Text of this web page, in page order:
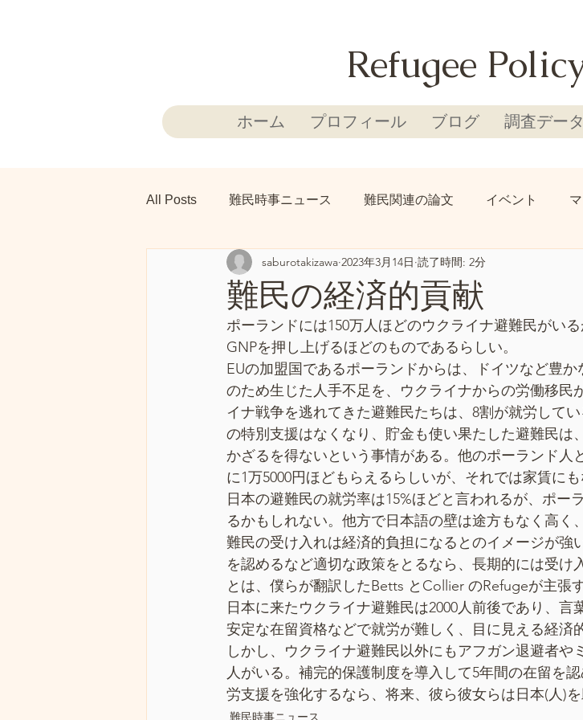
Refugee
ホーム プロフィール ブログ 調査データ
All Posts 難民時事ニュース 難民関連の論文 イベント
難民の経済的貢献
saburotakizawa 2023年3月14日 読了時間: 2分
ポーランドには150万人ほどのウクライナ避難民がい
GNPを押し上げるほどのものであるらしい。
EUの加盟国であるポーランドからは、ドイツなど豊
のため生じた人手不足を、ウクライナからの労働移民
イナ戦争を逃れてきた避難民たちは、8割が就労して
の特別支援はなくなり、貯金も使い果たした避難民は
かざるを得ないという事情がある。他のポーランド人
に1万5000円ほどもらえるらしいが、それでは家賃にも
日本の避難民の就労率は15%ほどと言われるが、ポー
るかもしれない。他方で日本語の壁は途方もなく高く
難民の受け入れは経済的負担になるとのイメージが強
を認めるなど適切な政策をとるなら、長期的には受け
とは、僕らが翻訳したBetts とCollier のRefugeが主張
日本に来たウクライナ避難民は2000人前後であり、
安定な在留資格などで就労が難しく、目に見える経済
しかし、ウクライナ避難民以外にもアフガン退避者や
人がいる。補完的保護制度を導入して5年間の在留を
労支援を強化するなら、将来、彼ら彼女らは日本(人)を
難民時事ニュース